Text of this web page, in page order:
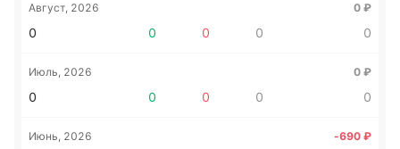
Август, 2026 0 ₽
0 0 0 0 0
Июль, 2026 0 ₽
0 0 0 0 0
Июнь, 2026 -690 ₽